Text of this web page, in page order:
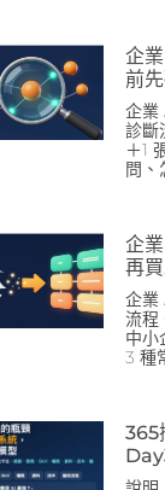
企
前
企業
診斷
＋1
問、
企
再
企業
流程
中小
3 種
365